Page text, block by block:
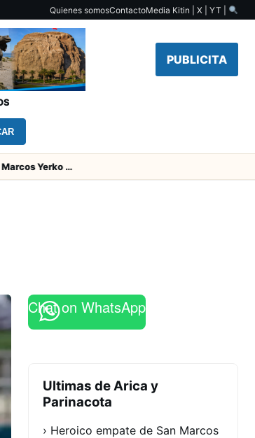
Quienes somosContactoMedia Kitin | X | YT |
PUBLICITA
Padres del jugador de San Marcos Yerko Águila fallecieron en accidente de tránsito en Temuco
Chat on WhatsApp
Ultimas de Arica y
Parinacota
› Heroico empate de San Marcos